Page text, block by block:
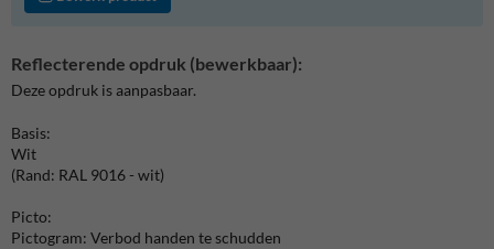
Reflecterende opdruk (bewerkbaar):
Deze opdruk is aanpasbaar.
Basis:
Wit
(Rand: RAL 9016 - wit)
Picto:
Pictogram: Verbod handen te schudden